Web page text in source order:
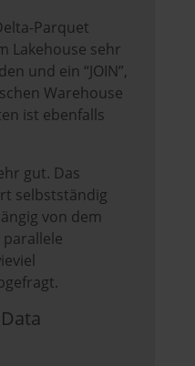
Parquet
Lakehouse sehr
und ein “JOIN”,
Warehouse
ist ebenfalls
gut. Das
selbstständig
von dem
parallele